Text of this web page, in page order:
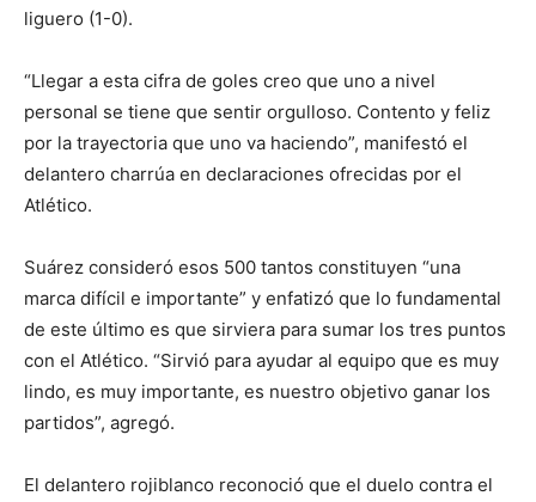
liguero (1-0).
“Llegar a esta cifra de goles creo que uno a nivel
personal se tiene que sentir orgulloso. Contento y feliz
por la trayectoria que uno va haciendo”, manifestó el
delantero charrúa en declaraciones ofrecidas por el
Atlético.
Suárez consideró esos 500 tantos constituyen “una
marca difícil e importante” y enfatizó que lo fundamental
de este último es que sirviera para sumar los tres puntos
con el Atlético. “Sirvió para ayudar al equipo que es muy
lindo, es muy importante, es nuestro objetivo ganar los
partidos”, agregó.
El delantero rojiblanco reconoció que el duelo contra el